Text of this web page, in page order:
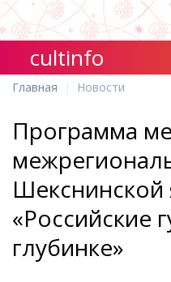
cultinfo
Главная Новости
Программа
Шекснинской
«Российские
глубинке»